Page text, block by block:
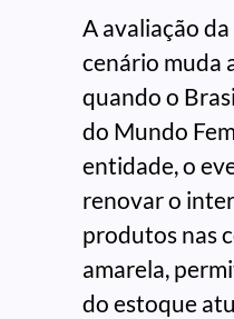
A avaliação
cenário muda
quando o
do Mundo
entidade, o
renovar o
produtos nas
amarela,
do estoque